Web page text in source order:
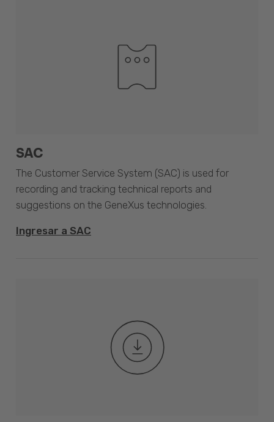
SAC
The Customer Service System (SAC) is used for
recording and tracking technical reports and
suggestions on the GeneXus technologies.
Ingresar a SAC